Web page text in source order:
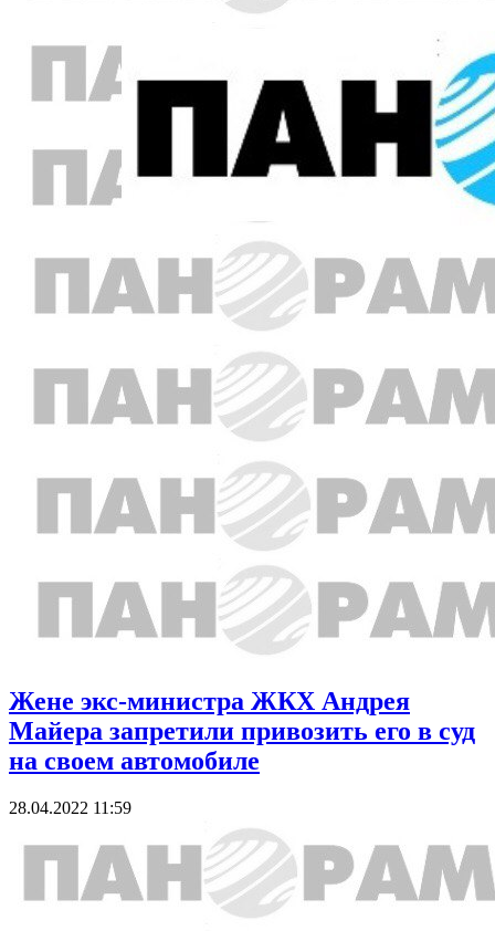
Жене экс-министра ЖКХ Андрея
Майера запретили привозить его в суд
на своем автомобиле
28.04.2022 11:59